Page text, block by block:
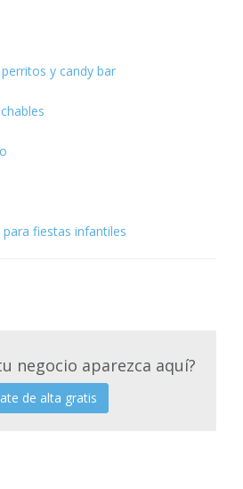
y candy bar
fiestas infantiles
negocio aparezca aquí?
de alta gratis